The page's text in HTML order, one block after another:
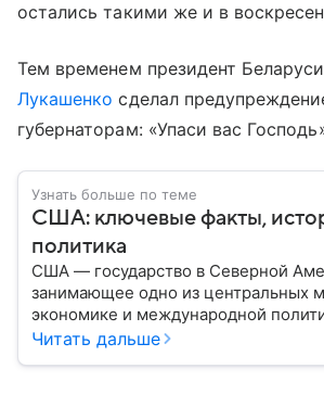
остались такими же и в
Тем временем президент Беларуси
Лукашенко сделал
губернаторам: «Упаси вас
Узнать больше по теме
США: ключевые факты,
политика
США — государство в Северной
занимающее одно из центральных
экономике и международной
материале — основные сведения об
Читать дальше